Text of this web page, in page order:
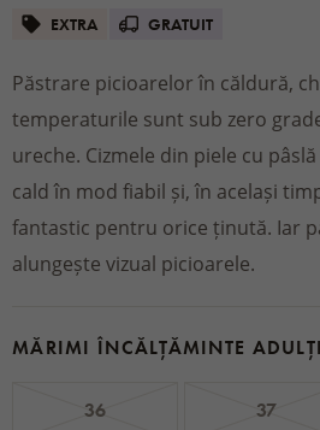
EXTRA GRATUIT
Păstrare picioarelor în căldură,
temperaturile sunt sub zero
ureche. Cizmele din piele cu
cald în mod fiabil și, în același
fantastic pentru orice ținută. Iar
alungește vizual picioarele.
MĂRIMI ÎNCĂLȚĂMINTE ADULȚI
36 37